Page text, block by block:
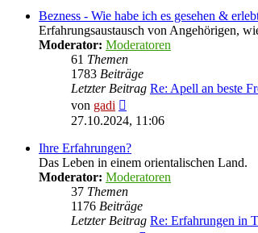
Bezness - Wie habe ich es gesehen &
Erfahrungsaustausch von Angehörigen,
Moderator: Moderatoren
61 Themen
1783 Beiträge
Letzter Beitrag Re: Apell an beste
von gadi
Beitrag
27.10.2024, 11:06
Ihre Erfahrungen?
Das Leben in einem orientalischen Land.
Moderator: Moderatoren
37 Themen
1176 Beiträge
Letzter Beitrag Re: Erfahrungen in